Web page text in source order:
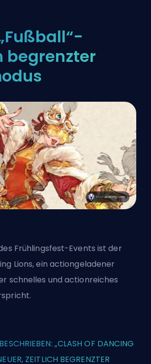
begrenzter
Frühlingsfest-Events ist der
Lions, ein actiongeladener
schnelles und actionreiches
„CLASH OF DANCING
ZEITLICH BEGRENZTER